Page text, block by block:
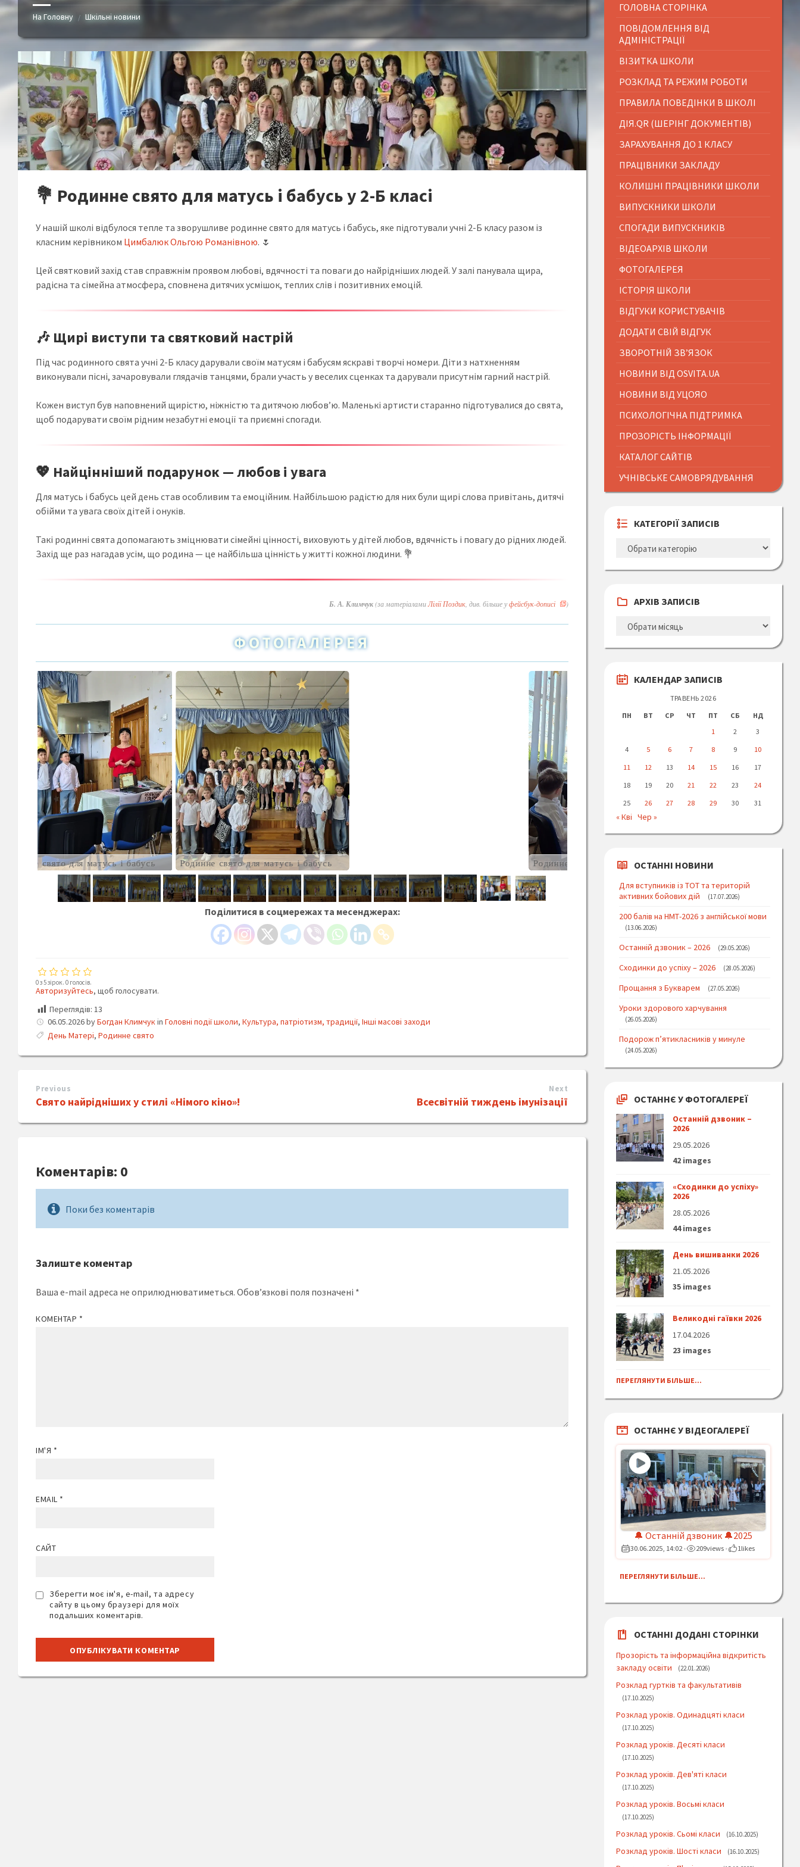
На Головну / Шкільні новини
💐 Родинне свято для матусь і бабусь у 2-Б класі
У нашій школі відбулося тепле та зворушливе родинне свято для матусь і бабусь, яке підготували учні 2-Б класу разом із
класним керівником Цимбалюк Ольгою Романівною. 🌷
Цей святковий захід став справжнім проявом любові, вдячності та поваги до найрідніших людей. У залі панувала щира,
радісна та сімейна атмосфера, сповнена дитячих усмішок, теплих слів і позитивних емоцій.
🎶 Щирі виступи та святковий настрій
Під час родинного свята учні 2-Б класу дарували своїм матусям і бабусям яскраві творчі номери. Діти з натхненням
виконували пісні, зачаровували глядачів танцями, брали участь у веселих сценках та дарували присутнім гарний настрій.
Кожен виступ був наповнений щирістю, ніжністю та дитячою любов’ю. Маленькі артисти старанно підготувалися до свята,
щоб подарувати своїм рідним незабутні емоції та приємні спогади.
💖 Найцінніший подарунок — любов і увага
Для матусь і бабусь цей день став особливим та емоційним. Найбільшою радістю для них були щирі слова привітань, дитячі
обійми та увага своїх дітей і онуків.
Такі родинні свята допомагають зміцнювати сімейні цінності, виховують у дітей любов, вдячність і повагу до рідних людей.
Захід ще раз нагадав усім, що родина — це найбільша цінність у житті кожної людини. 💐
Б. А. Климчук(за матеріаламиЛілії Поздик , див. більше уфейсбук-дописі )
ФОТОГАЛЕРЕЯ
Родинне свято для матусь і бабусь Родинне свято для матусь і бабусь Родинне свято для матусь і бабусь
Поділитися в соцмережах та месенджерах:
0 з 5 зірок. 0 голосів.
Авторизуйтесь, щоб голосувати.
Переглядів: 13
06.05.2026byБогдан Климчук in Головні події школи, Культура, патріотизм, традиції, Інші масові заходи
День Матері, Родинне свято
Previous
Свято найрідніших у стилі «Німого кіно»!
Next
Всесвітній тиждень імунізації
Коментарів: 0
Поки без коментарів
Залиште коментар
Ваша e-mail адреса не оприлюднюватиметься. Обов’язкові поля позначені *
КОМЕНТАР *
ІМ'Я *
EMAIL *
САЙТ
Зберегти моє ім'я, e-mail, та адресу
сайту в цьому браузері для моїх
подальших коментарів.
ГОЛОВНА СТОРІНКА
ПОВІДОМЛЕННЯ ВІД
АДМІНІСТРАЦІЇ
ВІЗИТКА ШКОЛИ
РОЗКЛАД ТА РЕЖИМ РОБОТИ
ПРАВИЛА ПОВЕДІНКИ В ШКОЛІ
ДІЯ.QR (ШЕРІНГ ДОКУМЕНТІВ)
ЗАРАХУВАННЯ ДО 1 КЛАСУ
ПРАЦІВНИКИ ЗАКЛАДУ
КОЛИШНІ ПРАЦІВНИКИ ШКОЛИ
ВИПУСКНИКИ ШКОЛИ
СПОГАДИ ВИПУСКНИКІВ
ВІДЕОАРХІВ ШКОЛИ
ФОТОГАЛЕРЕЯ
ІСТОРІЯ ШКОЛИ
ВІДГУКИ КОРИСТУВАЧІВ
ДОДАТИ СВІЙ ВІДГУК
ЗВОРОТНІЙ ЗВ’ЯЗОК
НОВИНИ ВІД OSVITA.UA
НОВИНИ ВІД УЦОЯО
ПСИХОЛОГІЧНА ПІДТРИМКА
ПРОЗОРІСТЬ ІНФОРМАЦІЇ
КАТАЛОГ САЙТІВ
УЧНІВСЬКЕ САМОВРЯДУВАННЯ
КАТЕГОРІЇ ЗАПИСІВ
ЗАПИСІВ
АРХІВ ЗАПИСІВ
ЗАПИСІВ
КАЛЕНДАР ЗАПИСІВ
ТРАВЕНЬ 2026
ПН
ВТ СР ЧТ ПТ СБ
НД
1
2
3
4
5 6 7 8 9
10
11
12 13 14 15 16
17
18
19 20 21 22 23
24
25
26 27 28 29 30 31
« Кві Чер »
ОСТАННІ НОВИНИ
Для вступників із ТОТ та територій
активних бойових дій
17.07.2026
200 балів на НМТ-2026 з англійської мови
13.06.2026
Останній дзвоник – 2026 29.05.2026
Сходинки до успіху – 2026 28.05.2026
Прощання з Букварем 27.05.2026
Уроки здорового харчування
26.05.2026
Подорож п’ятикласників у минуле
24.05.2026
ОСТАННЄ У ФОТОГАЛЕРЕЇ
Останній дзвоник –
2026
29.05.2026
42 images
«Сходинки до успіху»
2026
28.05.2026
44 images
День вишиванки 2026
21.05.2026
35 images
Великодні гаївки 2026
17.04.2026
23 images
ПЕРЕГЛЯНУТИ БІЛЬШЕ...
ОСТАННЄ У ВІДЕОГАЛЕРЕЇ
🔔 Останній дзвоник 🔔2025
30.06.2025, 14:02• 209views • 1likes
ПЕРЕГЛЯНУТИ БІЛЬШЕ...
ОСТАННІ ДОДАНІ СТОРІНКИ
Прозорість та інформаційна відкритість
закладу освіти
22.01.2026
Розклад гуртків та факультативів
17.10.2025
Розклад уроків. Одинадцяті класи
17.10.2025
Розклад уроків. Десяті класи
17.10.2025
Розклад уроків. Дев'яті класи
17.10.2025
Розклад уроків. Восьмі класи
17.10.2025
Розклад уроків. Сьомі класи 16.10.2025
Розклад уроків. Шості класи 16.10.2025